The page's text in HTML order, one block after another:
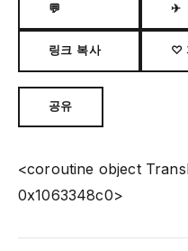
💬 ✈
링크 복사 ♡
공유
<coroutine object
0x1063348c0>